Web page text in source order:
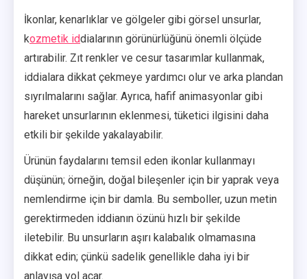
İkonlar, kenarlıklar ve gölgeler gibi görsel unsurlar,
kozmetik iddialarının görünürlüğünü önemli ölçüde
artırabilir. Zıt renkler ve cesur tasarımlar kullanmak,
iddialara dikkat çekmeye yardımcı olur ve arka plandan
sıyrılmalarını sağlar. Ayrıca, hafif animasyonlar gibi
hareket unsurlarının eklenmesi, tüketici ilgisini daha
etkili bir şekilde yakalayabilir.
Ürünün faydalarını temsil eden ikonlar kullanmayı
düşünün; örneğin, doğal bileşenler için bir yaprak veya
nemlendirme için bir damla. Bu semboller, uzun metin
gerektirmeden iddianın özünü hızlı bir şekilde
iletebilir. Bu unsurların aşırı kalabalık olmamasına
dikkat edin; çünkü sadelik genellikle daha iyi bir
anlayışa yol açar.